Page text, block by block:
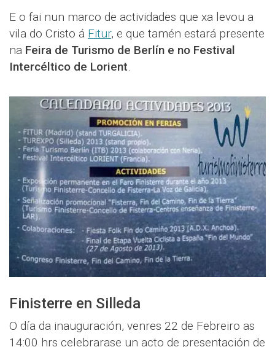
E o fai nun marco de actividades que xa levou a
vila do Cristo á Fitur, e que tamén estará presente
na Feira de Turismo de Berlín e no Festival
Intercéltico de Lorient.
Finisterre en Silleda
O día da inauguración, venres 22 de Febreiro as
14:00 hrs celebrarase un acto de presentación de